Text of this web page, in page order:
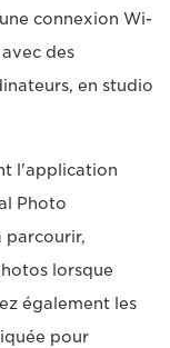
connexion Wi-
des
en studio
l'application
Photo
parcourir,
lorsque
également les
pour